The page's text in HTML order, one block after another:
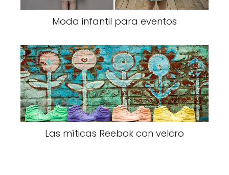
Moda infantil para eventos
Las míticas Reebok con velcro